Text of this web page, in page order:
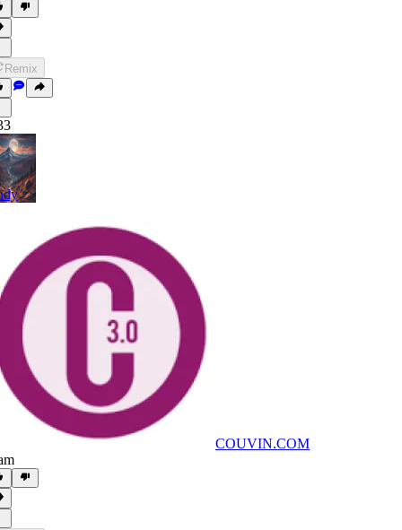
Remix
COUVIN.COM